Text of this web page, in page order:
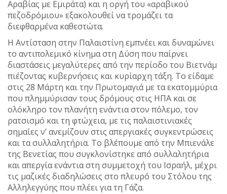
Αραβίας με Εμιράτα) και η οργή του «αραβικού
πεζοδρόμιου» εξακολουθεί να τρομάζει τα
διεφθαρμένα καθεστώτα.
Η Αντίσταση στην Παλαιστίνη εμπνέει και δυναμώνει
το αντιπολεμικό κίνημα στη Δύση που παίρνει
διαστάσεις μεγαλύτερες από την περίοδο του Βιετνάμ
πιέζοντας κυβερνήσεις και κυρίαρχη τάξη. Το είδαμε
στις 28 Μάρτη και την Πρωτομαγιά με τα εκατομμύρια
που πλημμύρισαν τους δρόμους στις ΗΠΑ και σε
ολόκληρο τον πλανήτη ενάντια στον πόλεμο, τον
ρατσισμό και τη φτώχεια, με τις παλαιστινιακές
σημαίες ν’ ανεμίζουν στις απεργιακές συγκεντρώσεις
και τα συλλαλητήρια. Το βλέπουμε από την Μπιενάλε
της Βενετίας που συγκλονίστηκε από συλλαλητήρια
και απεργία ενάντια στη συμμετοχή του Ισραήλ, μέχρι
τις μαζικές διαδηλώσεις στο πλευρό του Στόλου της
Αλληλεγγύης που πλέει για τη Γάζα.